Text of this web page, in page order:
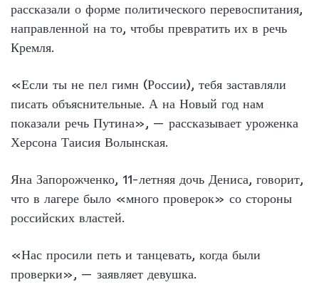
рассказали о форме политического перевоспитания,
направленной на то, чтобы превратить их в речь
Кремля.
«Если ты не пел гимн (России), тебя заставляли
писать объяснительные. А на Новый год нам
показали речь Путина», — рассказывает уроженка
Херсона Таисия Волынская.
Яна Запорожченко, 11-летняя дочь Дениса, говорит,
что в лагере было «много проверок» со стороны
российских властей.
«Нас просили петь и танцевать, когда были
проверки», — заявляет девушка.